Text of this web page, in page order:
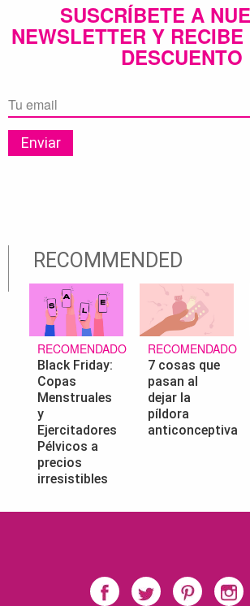
SUSCRÍBETE A
NEWSLETTER Y RECIBE
DESCUENTO
RECOMMENDED
RECOMENDADO
Black Friday:
Copas
Menstruales
y
Ejercitadores
Pélvicos a
precios
irresistibles
RECOMENDADO
7 cosas que
pasan al
dejar la
píldora
anticonceptiva